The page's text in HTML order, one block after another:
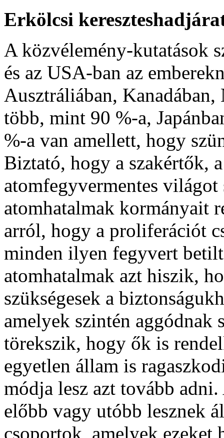
Erkölcsi
A közvélemény-kutatások
és az USA-ban az
Ausztráliában, Kanadában,
több, mint 90 %-a,
%-a van amellett, hogy
Biztató, hogy a szakértők,
atomfegyvermentes világot
atomhatalmak kormányait
arról, hogy a proliferációt
minden ilyen fegyvert
atomhatalmak azt hiszik,
szükségesek a
amelyek szintén aggódnak
törekszik, hogy ők is
egyetlen állam is
módja lesz azt tovább
előbb vagy utóbb lesznek
csoportok, amelyek ezeket